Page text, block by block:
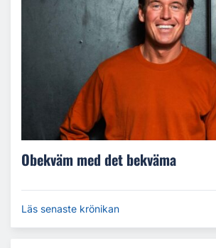
Obekväm med det bekväma
Läs senaste krönikan